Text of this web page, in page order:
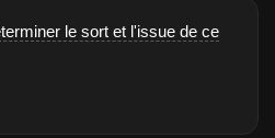
le sort et l'issue de ce